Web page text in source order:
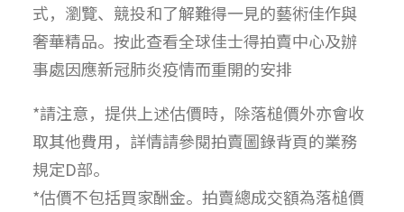
式，瀏覽、競投和了解難得一見的藝術佳作與
奢華精品。按此查看全球佳士得拍賣中心及辦
事處因應新冠肺炎疫情而重開的安排
*請注意，提供上述估價時，除落槌價外亦會收
取其他費用，詳情請參閱拍賣圖錄背頁的業務
規定D部。
*估價不包括買家酬金。拍賣總成交額為落槌價